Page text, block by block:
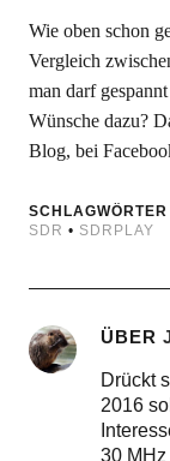
Wie oben schon
Vergleich
man darf
Wünsche dazu?
Blog, bei
SCHLAGWÖRTER
SDR • SDRPLAY
ÜBER
Drückt
2016
30